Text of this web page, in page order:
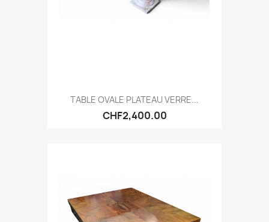
TABLE OVALE PLATEAU VERRE...
CHF2,400.00